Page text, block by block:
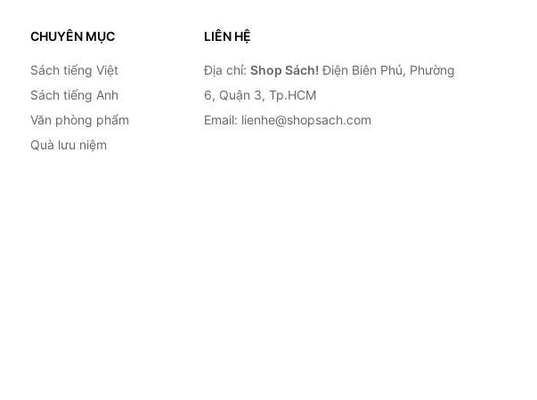
CHUYÊN MỤC
Sách tiếng Việt
Sách tiếng Anh
Văn phòng phẩm
Quà lưu niệm
LIÊN HỆ
Địa chỉ: Shop Sách! Điện Biên Phủ, Phường
6, Quận 3, Tp.HCM
Email: lienhe@shopsach.com